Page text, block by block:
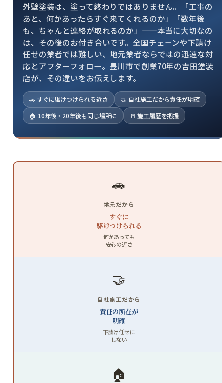
外壁塗装は、塗って終わりではありません。「工事の
あと、何かあったらすぐ来てくれるのか」「数年後
も、ちゃんと連絡が取れるのか」——本当に大切なの
は、その後のお付き合いです。全国チェーンや下請け
任せの業者では難しい、地元業者ならではの迅速な対
応とアフターフォロー。豊川市で創業70年の吉田塗装
店が、その違いをお伝えします。
🚗 すぐに駆けつけられる近さ
🤝 自社施工だから責任が明確
🏠 10年後・20年後も同じ場所に
📒 施工履歴を把握
🚗
地元だから
すぐに
駆けつけられる
何かあっても
安心の近さ
🤝
自社施工だから
責任の所在が
明確
下請け任せに
しない
🏠